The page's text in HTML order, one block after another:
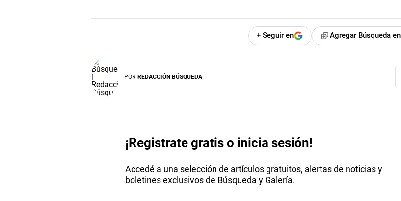
+ Seguir en Agregar Búsqueda en
POR REDACCIÓN BÚSQUEDA
¡Registrate gratis o inicia sesión!
Accedé a una selección de artículos gratuitos, alertas de noticias y
boletines exclusivos de Búsqueda y Galería.